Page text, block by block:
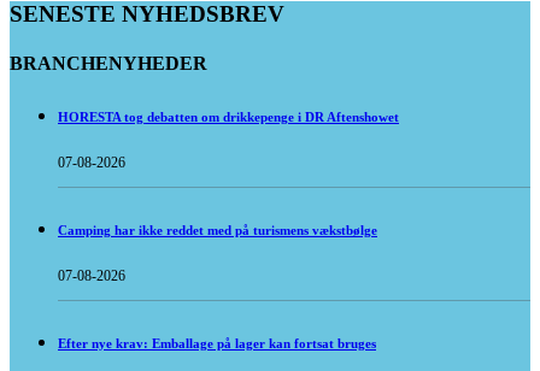
SENESTE NYHEDSBREV
BRANCHENYHEDER
HORESTA tog debatten om drikkepenge i DR Aftenshowet
07-08-2026
Camping har ikke reddet med på turismens vækstbølge
07-08-2026
Efter nye krav: Emballage på lager kan fortsat bruges